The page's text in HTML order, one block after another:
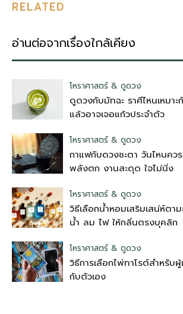
RELATED
อ่านต่อจากเรื่องใกล้เคียง
โหราศาสตร์ & ดูดวง
ดูดวงกับมัทฉะ ราศีไหนเหมาะ
แล้วอาจเจอแก้วประจำตัว
โหราศาสตร์ & ดูดวง
กาแฟกับดวงชะตา วันไหนคว
พลังตก งานสะดุด ใจไม่นิ่ง
โหราศาสตร์ & ดูดวง
วิธีเลือกน้ำหอมเสริมเสน่ห์ตา
น้ำ ลม ไฟ ให้กลิ่นตรงบุคลิก
โหราศาสตร์ & ดูดวง
วิธีการเลือกไพ่ทาโรต์สำหรับผู้
กับตัวเอง